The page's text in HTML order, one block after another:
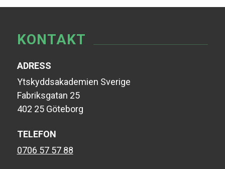
KONTAKT
ADRESS
Ytskyddsakademien Sverige
Fabriksgatan 25
402 25 Göteborg
TELEFON
0706 57 57 88